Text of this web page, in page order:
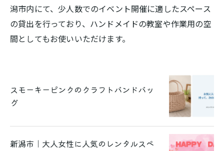
潟市内にて、少人数でのイベント開催に適したスペース
の貸出を行っており、ハンドメイドの教室や作業用の空
間としてもお使いいただけます。
スモーキーピンクのクラフトバンドバッ
グ
新潟市｜大人女性に人気のレンタルスペ